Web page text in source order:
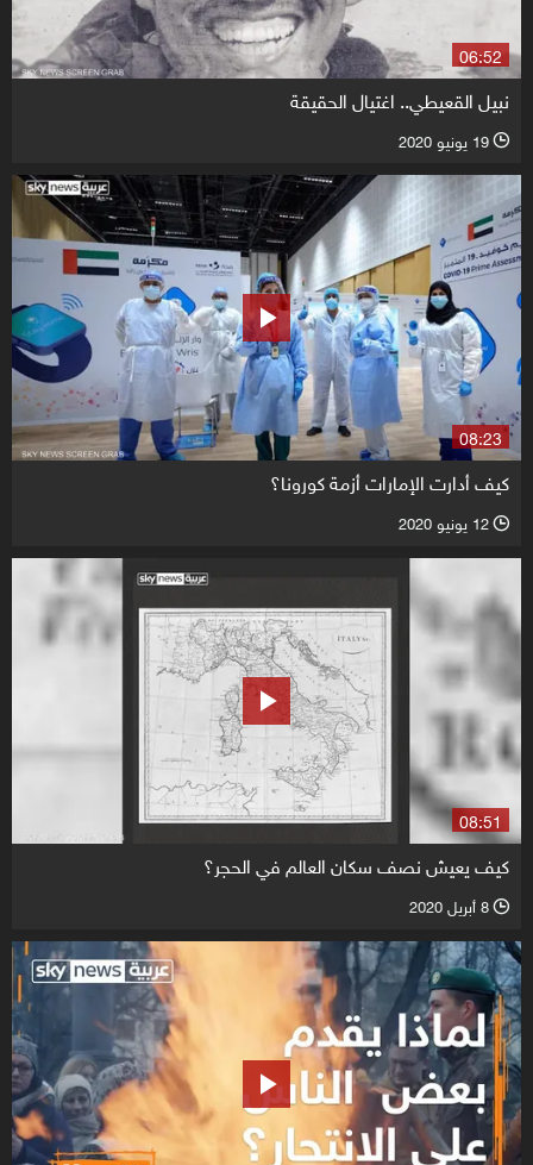
06:52
نبيل القعيطي.. اغتيال الحقيقة
l 19 يونيو 2020
08:23
كيف أدارت الإمارات أزمة كورونا؟
l 12 يونيو 2020
08:51
كيف يعيش نصف سكان العالم في الحجر؟
l 8 أبريل 2020